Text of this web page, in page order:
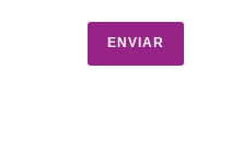
ENVIAR